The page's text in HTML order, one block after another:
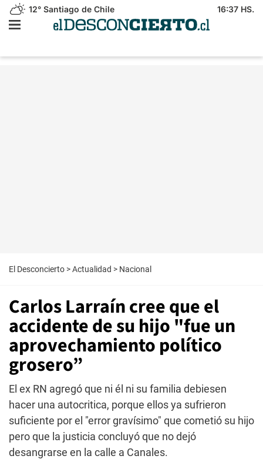
12° Santiago de Chile 16:37 HS.
El Desconcierto >Actualidad > Nacional
Carlos Larraín cree que el
accidente de su hijo "fue un
aprovechamiento político
grosero”
El ex RN agregó que ni él ni su familia debiesen
hacer una autocritica, porque ellos ya sufrieron
suficiente por el "error gravísimo" que cometió su hijo
pero que la justicia concluyó que no dejó
desangrarse en la calle a Canales.